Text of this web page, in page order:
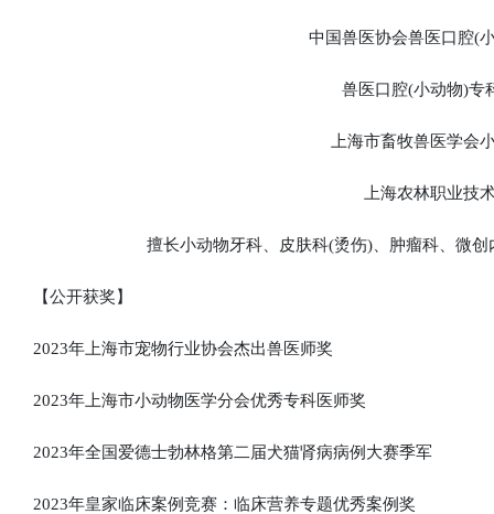
中国兽医协会兽医口腔(小
兽医口腔(小动物)专
上海市畜牧兽医学会小
上海农林职业技术
擅长小动物牙科、皮肤科(烫伤)、肿瘤科、微创
【公开获奖】
2023年上海市宠物行业协会杰出兽医师奖
2023年上海市小动物医学分会优秀专科医师奖
2023年全国爱德士勃林格第二届犬猫肾病病例大赛季军
2023年皇家临床案例竞赛：临床营养专题优秀案例奖